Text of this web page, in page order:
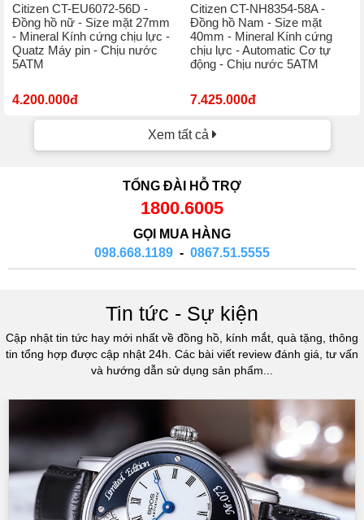
Citizen CT-EU6072-56D -
Đồng hồ nữ - Size mặt 27mm
- Mineral Kính cứng chịu lực -
Quatz Máy pin - Chịu nước
5ATM
4.200.000đ
Citizen CT-NH8354-58A -
Đồng hồ Nam - Size mặt
40mm - Mineral Kính cứng
chịu lực - Automatic Cơ tự
động - Chịu nước 5ATM
7.425.000đ
Xem tất cả
TỔNG ĐÀI HỖ TRỢ
1800.6005
GỌI MUA HÀNG
098.668.1189 - 0867.51.5555
Tin tức - Sự kiện
Cập nhật tin tức hay mới nhất về đồng hồ, kính mắt, quà tặng, thông
tin tổng hợp được cập nhật 24h. Các bài viết review đánh giá, tư vấn
và hướng dẫn sử dụng sản phẩm...